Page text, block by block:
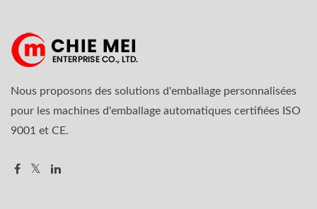
Nous proposons des solutions d'emballage personnalisées
pour les machines d'emballage automatiques certifiées ISO
9001 et CE.